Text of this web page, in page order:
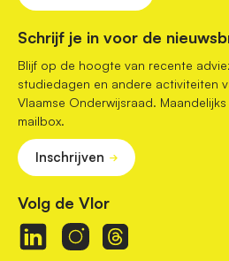
Schrijf je in voor de
Blijf op de hoogte van recente
studiedagen en andere activiteiten
Vlaamse Onderwijsraad. Maandelijks
mailbox.
Inschrijven
Volg de Vlor